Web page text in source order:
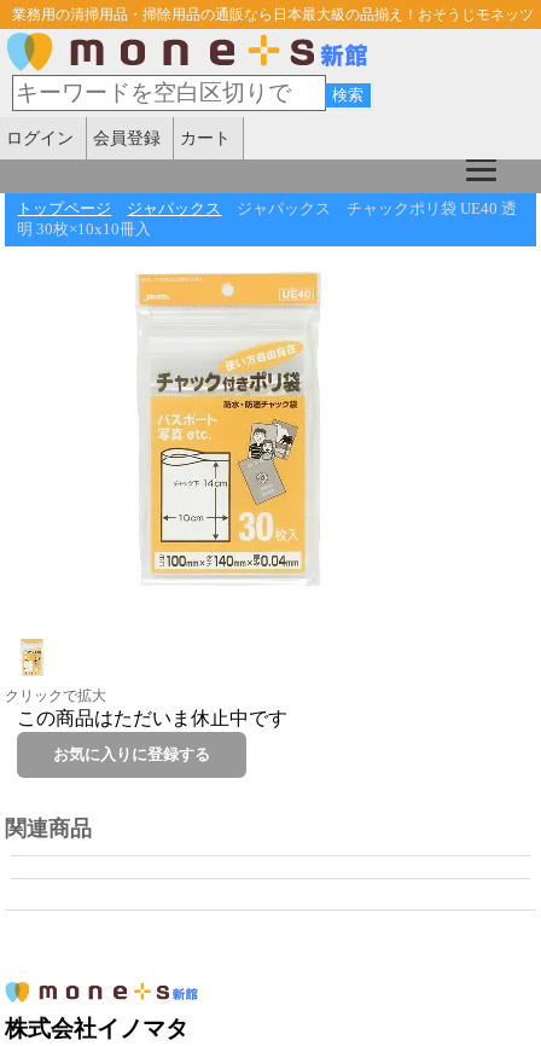
業務用の清掃用品・掃除用品の通販なら日本最大級の品揃え！おそうじモネッツ
ログイン 会員登録 カート
トップページ ジャパックス
ジャパックス チャックポリ袋 UE40 透
明 30枚×10x10冊入
クリックで拡大
この商品はただいま休止中です
関連商品
株式会社イノマタ